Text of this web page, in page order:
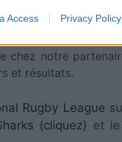
Access Privacy Policy
Illawarra Dragons
chez notre
et résultats.
Rugby League
(cliquez) et le